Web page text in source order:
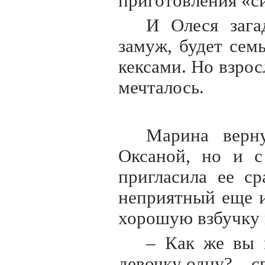
И Олеся
замуж, будет
кексами. Но
мечталось.
Марина
Оксаной, но и с
пригласила ее
неприятный еще
хорошую взбучку
– Как же вы